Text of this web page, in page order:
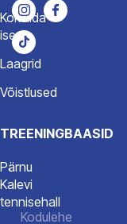
Korralda
ise
Laagrid
Võistlused
TREENINGBAASID
Pärnu
Kalevi
tennisehall
Kodulehe